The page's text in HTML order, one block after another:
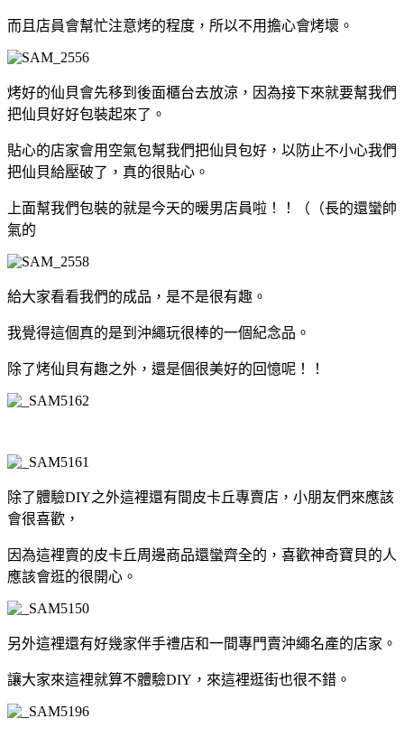
而且店員會幫忙注意烤的程度，所以不用擔心會烤壞。
烤好的仙貝會先移到後面櫃台去放涼，因為接下來就要幫我們
把仙貝好好包裝起來了。
貼心的店家會用空氣包幫我們把仙貝包好，以防止不小心我們
把仙貝給壓破了，真的很貼心。
上面幫我們包裝的就是今天的暖男店員啦！！（（長的還蠻帥
氣的
給大家看看我們的成品，是不是很有趣。
我覺得這個真的是到沖繩玩很棒的一個紀念品。
除了烤仙貝有趣之外，還是個很美好的回憶呢！！
除了體驗DIY之外這裡還有間皮卡丘專賣店，小朋友們來應該
會很喜歡，
因為這裡賣的皮卡丘周邊商品還蠻齊全的，喜歡神奇寶貝的人
應該會逛的很開心。
另外這裡還有好幾家伴手禮店和一間專門賣沖繩名產的店家。
讓大家來這裡就算不體驗DIY，來這裡逛街也很不錯。